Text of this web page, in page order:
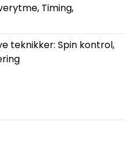
Timing,
teknikker: Spin kontrol,